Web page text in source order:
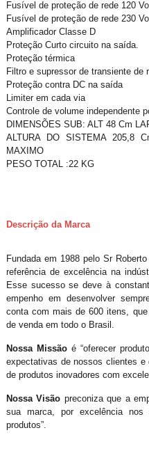
Fusível de proteção de rede 120
Fusível de proteção de rede 230
Amplificador Classe D
Proteção Curto circuito na saída.
Proteção térmica
Filtro e supressor de transiente de
Proteção contra DC na saída
Limiter em cada via
Controle de volume independente
DIMENSÕES SUB: ALT 48 Cm
ALTURA DO SISTEMA 205,8
MAXIMO
PESO TOTAL :22 KG
Descrição da Marca
Fundada em 1988 pelo Sr
referência de excelência na
Esse sucesso se deve à
empenho em desenvolver
conta com mais de 600 itens,
de venda em todo o Brasil.
Nossa Missão é “oferecer
expectativas de nossos clientes
de produtos inovadores com
Nossa Visão preconiza que a
sua marca, por excelência nos
produtos”.